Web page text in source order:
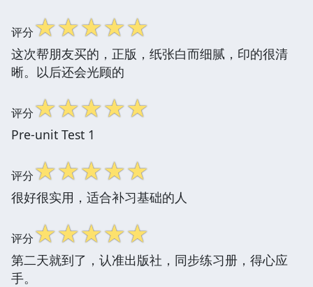
评分☆☆☆☆☆
这次帮朋友买的，正版，纸张白而细腻，印的很清
晰。以后还会光顾的
评分☆☆☆☆☆
Pre-unit Test 1
评分☆☆☆☆☆
很好很实用，适合补习基础的人
评分☆☆☆☆☆
第二天就到了，认准出版社，同步练习册，得心应
手。